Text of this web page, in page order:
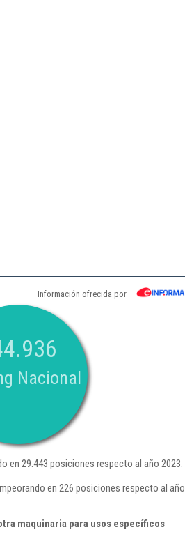
Información ofrecida por
Nacional
en 29.443 posiciones respecto al año 2023.
en 226 posiciones respecto al año
maquinaria para usos específicos